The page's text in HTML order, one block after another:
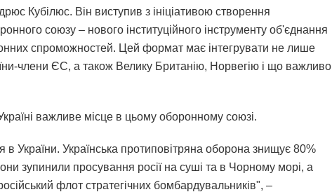
Кубілюс. Він виступив з ініціативою створення
союзу – нового інституційного інструменту об'єднання
спроможностей. Цей формат має інтегрувати не лише
члени ЄС, а також Велику Британію, Норвегію і що важливо
важливе місце в цьому оборонному союзі.
в України. Українська протиповітряна оборона знищує 80%
зупинили просування росії на суші та в Чорному морі, а
флот стратегічних бомбардувальників", –